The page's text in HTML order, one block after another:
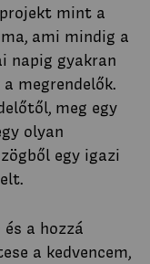
mint a
ami mindig a
napig gyakran
megrendelők.
meg egy
olyan
egy igazi
és a hozzá
a kedvencem,